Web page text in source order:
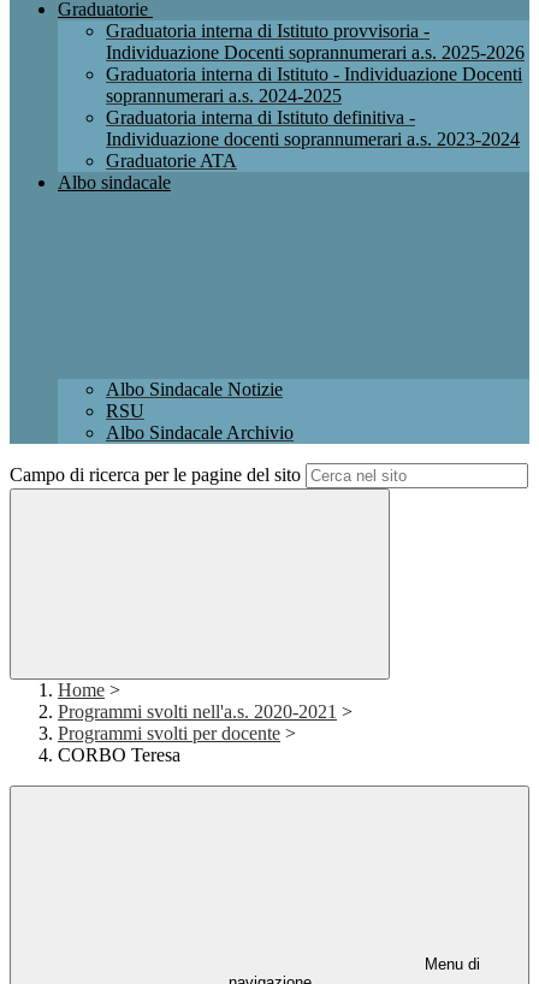
Graduatorie
Graduatoria interna di Istituto provvisoria -
Individuazione Docenti soprannumerari a.s. 2025-2026
Graduatoria interna di Istituto - Individuazione Docenti
soprannumerari a.s. 2024-2025
Graduatoria interna di Istituto definitiva -
Individuazione docenti soprannumerari a.s. 2023-2024
Graduatorie ATA
Albo sindacale
Albo Sindacale Notizie
RSU
Albo Sindacale Archivio
Campo di ricerca per le pagine del sito
Home >
Programmi svolti nell'a.s. 2020-2021 >
Programmi svolti per docente >
CORBO Teresa
Menu di